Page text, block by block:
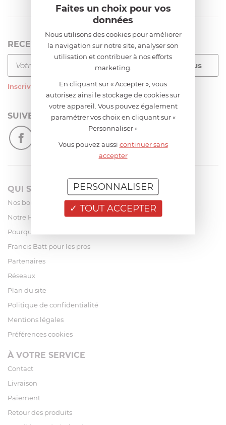
RECEVEZ LA NEWSLETTER
Inscrivez-vous à notre newsletter
SUIVEZ-NOUS
QUI SOMMES-NOUS?
Nos boutiques
Notre Histoire
Pourquoi acheter chez Francis Batt ?
Francis Batt pour les pros
Partenaires
Réseaux
Plan du site
Politique de confidentialité
Mentions légales
Préférences cookies
À VOTRE SERVICE
Contact
Livraison
Paiement
Retour des produits
Faites un choix pour vos
données
Nous utilisons des cookies pour améliorer
la navigation sur notre site, analyser son
utilisation et contribuer à nos efforts
marketing.
En cliquant sur « Accepter », vous
autorisez ainsi le stockage de cookies sur
votre appareil. Vous pouvez également
paramétrer vos choix en cliquant sur «
Personnaliser »
Vous pouvez aussi continuer sans
accepter
TOUT ACCEPTER
PERSONNALISER